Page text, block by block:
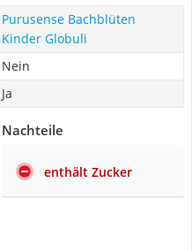
Purusense Bachblüten
Kinder Globuli
Nein
Ja
Nachteile
enthält Zucker